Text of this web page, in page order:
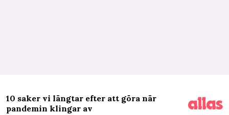
10 saker vi längtar efter att göra när
pandemin klingar av